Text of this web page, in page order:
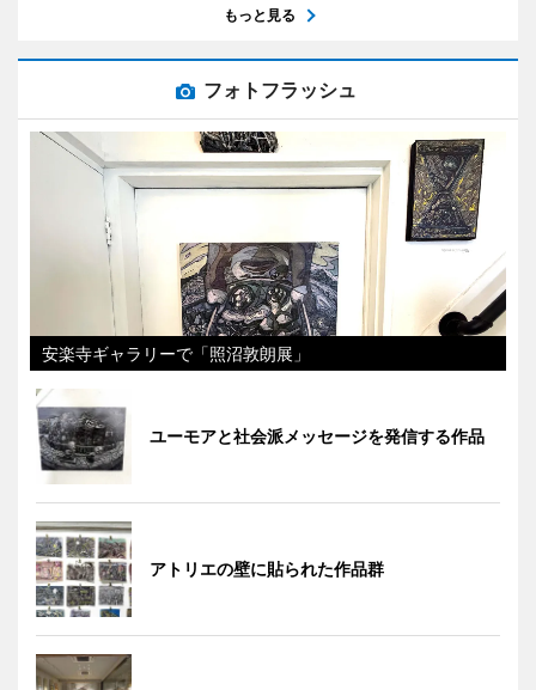
もっと見る
フォトフラッシュ
安楽寺ギャラリーで「照沼敦朗展」
ユーモアと社会派メッセージを発信する作品
アトリエの壁に貼られた作品群